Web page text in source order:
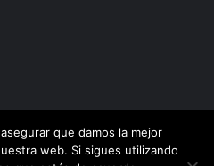
que damos la mejor
web. Si sigues utilizando